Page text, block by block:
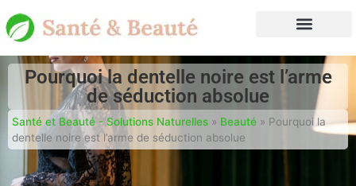
Pourquoi la dentelle noire est l’arme
de séduction absolue
Santé et Beauté - Solutions Naturelles » Beauté » Pourquoi la
dentelle noire est l’arme de séduction absolue